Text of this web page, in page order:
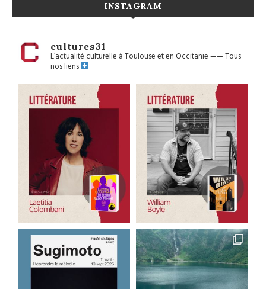
INSTAGRAM
cultures31
L’actualité culturelle à Toulouse et en Occitanie——Tous
nos liens